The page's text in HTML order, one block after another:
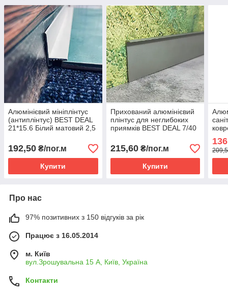
Алюмінієвий мініплінтус
(антиплінтус) BEST DEAL
21*15.6 Білий матовий 2,5
192,50 ₴/пог.м
Купити
Прихований алюмінієвий
плінтус для неглибоких
приямків BEST DEAL 7/40
довжина 2,5 м
215,60₴/пог.м
Купити
Про нас
97% позитивних з 150 відгуків за рік
Працює з 16.05.2014
м. Київ
вул.Зрошувальна 15 А, Київ, Україна
Контакти